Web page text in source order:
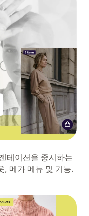
테이션을 중시하는
, 메가 메뉴 및 기능.